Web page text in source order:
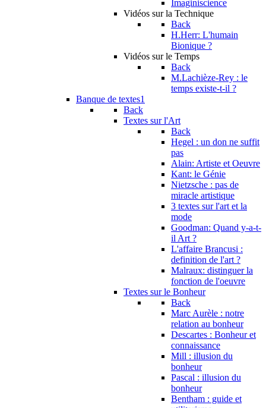
Imaginiscience
Vidéos sur la Technique
Back
H.Herr: L'humain
Bionique ?
Vidéos sur le Temps
Back
M.Lachièze-Rey : le
temps existe-t-il ?
Banque de textes1
Back
Textes sur l'Art
Back
Hegel : un don ne suffit
pas
Alain: Artiste et Oeuvre
Kant: le Génie
Nietzsche : pas de
miracle artistique
3 textes sur l'art et la
mode
Goodman: Quand y-a-t-
il Art ?
L'affaire Brancusi :
definition de l'art ?
Malraux: distinguer la
fonction de l'oeuvre
Textes sur le Bonheur
Back
Marc Aurèle : notre
relation au bonheur
Descartes : Bonheur et
connaissance
Mill : illusion du
bonheur
Pascal : illusion du
bonheur
Bentham : guide et